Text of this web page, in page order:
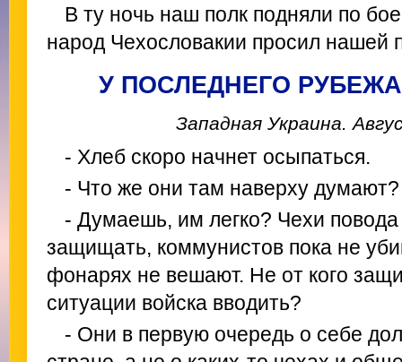
В ту ночь наш полк подняли по
народ Чехословакии просил
У ПОСЛЕДНЕГО РУБЕЖА
Западная Украина.
- Хлеб скоро начнет осыпаться.
- Что же они там наверху думают?
- Думаешь, им легко? Чехи
защищать, коммунистов пока не
фонарях не вешают. Не от кого
ситуации войска вводить?
- Они в первую очередь о себе